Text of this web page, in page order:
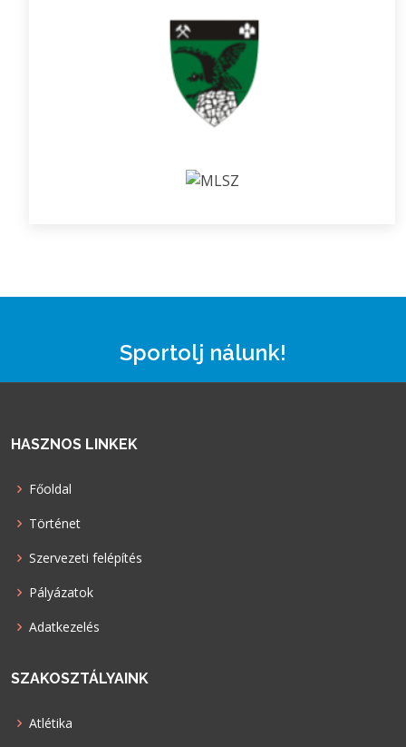
Sportolj nálunk!
HASZNOS LINKEK
Főoldal
Történet
Szervezeti felépítés
Pályázatok
Adatkezelés
SZAKOSZTÁLYAINK
Atlétika